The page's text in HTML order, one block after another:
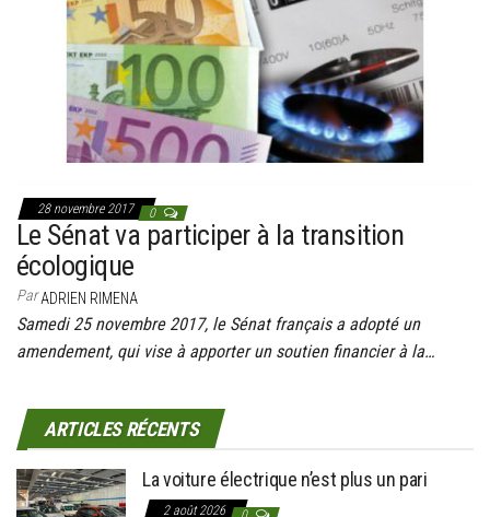
28 novembre 2017 0
Le Sénat va participer à la transition
écologique
ParADRIEN RIMENA
Samedi 25 novembre 2017, le Sénat français a adopté un
amendement, qui vise à apporter un soutien financier à la…
ARTICLES RÉCENTS
La voiture électrique n’est plus un pari
2 août 2026